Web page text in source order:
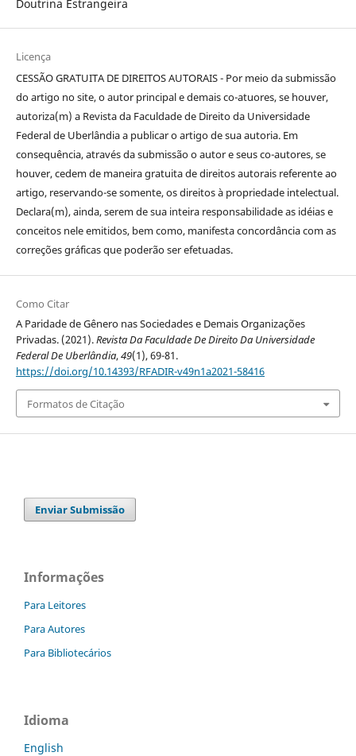
Doutrina Estrangeira
Licença
CESSÃO GRATUITA DE DIREITOS AUTORAIS - Por meio da submissão
do artigo no site, o autor principal e demais co-atuores, se houver,
autoriza(m) a Revista da Faculdade de Direito da Universidade
Federal de Uberlândia a publicar o artigo de sua autoria. Em
consequência, através da submissão o autor e seus co-autores, se
houver, cedem de maneira gratuita de direitos autorais referente ao
artigo, reservando-se somente, os direitos à propriedade intelectual.
Declara(m), ainda, serem de sua inteira responsabilidade as idéias e
conceitos nele emitidos, bem como, manifesta concordância com as
correções gráficas que poderão ser efetuadas.
Como Citar
A Paridade de Gênero nas Sociedades e Demais Organizações
Privadas. (2021).Revista Da Faculdade De Direito Da Universidade
Federal De Uberlândia,49(1), 69-81.
https://doi.org/10.14393/RFADIR-v49n1a2021-58416
Formatos de Citação
Enviar Submissão
Informações
Para Leitores
Para Autores
Para Bibliotecários
Idioma
English